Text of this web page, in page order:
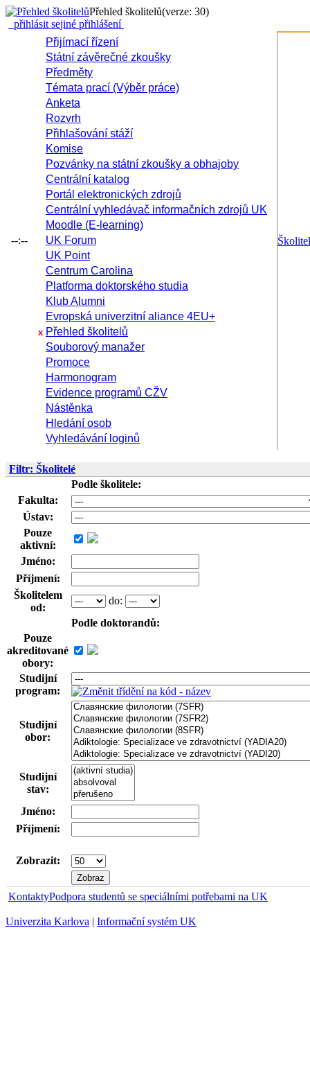
Přehled školitelů(verze: 30)
přihlásit sejiné přihlášení
--:--
Přijímací řízení
Státní závěrečné zkoušky
Předměty
Témata prací (Výběr práce)
Anketa
Rozvrh
Přihlašování stáží
Komise
Pozvánky na státní zkoušky a obhajoby
Centrální katalog
Portál elektronických zdrojů
Centrální vyhledávač informačních zdrojů UK
Moodle (E-learning)
UK Forum
UK Point
Centrum Carolina
Platforma doktorského studia
Klub Alumni
Evropská univerzitní aliance 4EU+
x Přehled školitelů
Souborový manažer
Promoce
Harmonogram
Evidence programů CŽV
Nástěnka
Hledání osob
Vyhledávání loginů
Filtr: Školitelé
Podle školitele:
Fakulta:
Ústav:
Pouze
aktivní:
Jméno:
Příjmení:
Školitelem
od:
do:
Podle doktorandů:
Pouze
akreditované
obory:
Studijní
program:
Studijní
obor:
Studijní
stav:
Jméno:
Příjmení:
Zobrazit:
KontaktyPodpora studentů se speciálními potřebami na UK
Univerzita Karlova | Informační systém UK